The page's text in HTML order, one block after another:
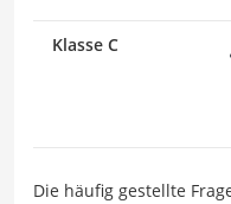
Klasse C
Die häufig gestellte